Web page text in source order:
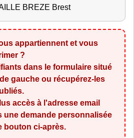
BREZE Brest
appartiennent et vous
?
dans le formulaire situé
gauche ou récupérez-les
.
accès à l'adresse email
une demande personnalisée
bouton ci-après.